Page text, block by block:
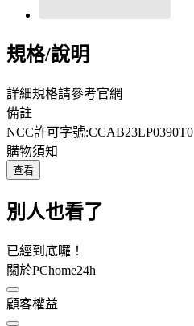
規格/說明
詳細規格請參考官網
備註
NCC許可字號:CCAB23LP0390T0
購物須知
查看
別人也看了
已經到底囉！
關於PChome24h
顧客權益